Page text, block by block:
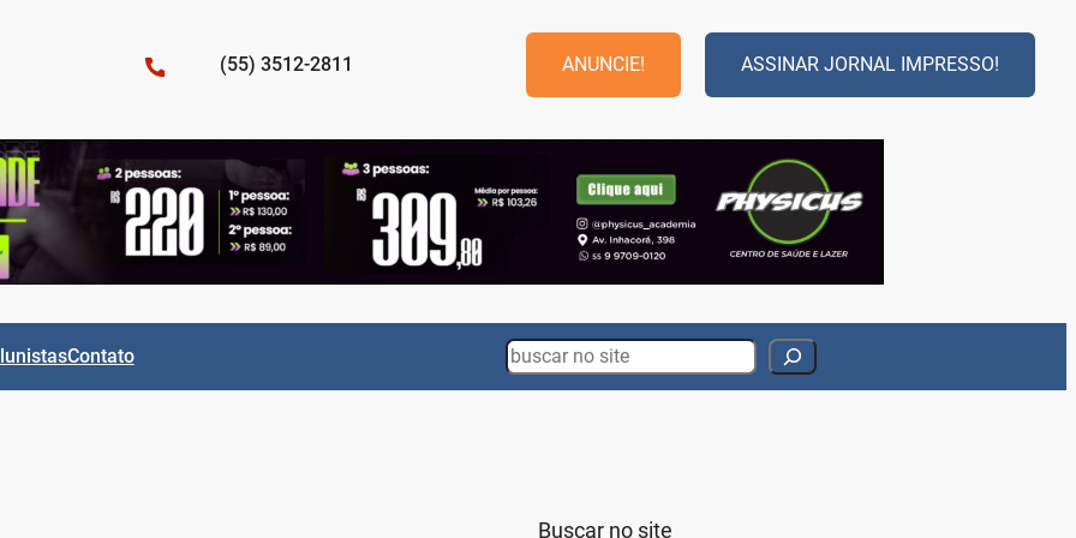
(55) 3512-2811 ANUNCIE! ASSINAR JORNAL IMPRESSO!
Contato Search
Buscar no site